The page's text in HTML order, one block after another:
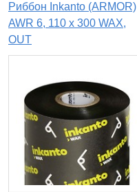
Риббон Inkanto (ARMOR)
AWR 6, 110 х 300 WAX,
OUT